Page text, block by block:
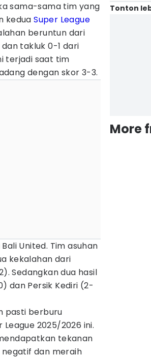
sama-sama tim yang
keduaSuper League
beruntun dari
takluk 0-1 dari
terjadi saat tim
dengan skor 3-3.
United. Tim asuhan
kekalahan dari
Sedangkan dua hasil
dan Persik Kediri (2-
pasti berburu
2025/2026 ini.
tekanan
dan meraih
Tonton
More